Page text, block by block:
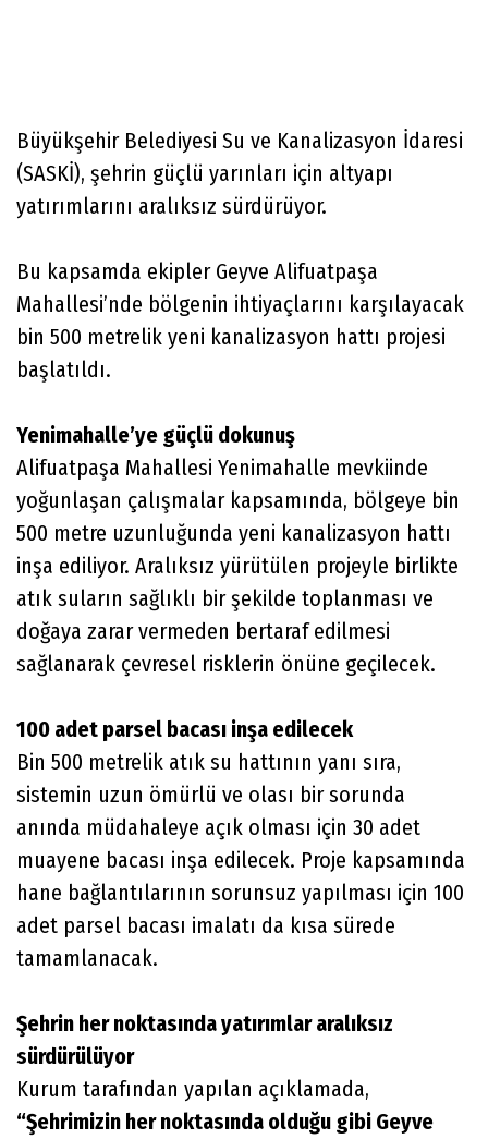
Büyükşehir Belediyesi Su ve Kanalizasyon İdaresi
(SASKİ), şehrin güçlü yarınları için altyapı
yatırımlarını aralıksız sürdürüyor.
Bu kapsamda ekipler Geyve Alifuatpaşa
Mahallesi’nde bölgenin ihtiyaçlarını karşılayacak
bin 500 metrelik yeni kanalizasyon hattı projesi
başlatıldı.
Yenimahalle’ye güçlü dokunuş
Alifuatpaşa Mahallesi Yenimahalle mevkiinde
yoğunlaşan çalışmalar kapsamında, bölgeye bin
500 metre uzunluğunda yeni kanalizasyon hattı
inşa ediliyor. Aralıksız yürütülen projeyle birlikte
atık suların sağlıklı bir şekilde toplanması ve
doğaya zarar vermeden bertaraf edilmesi
sağlanarak çevresel risklerin önüne geçilecek.
100 adet parsel bacası inşa edilecek
Bin 500 metrelik atık su hattının yanı sıra,
sistemin uzun ömürlü ve olası bir sorunda
anında müdahaleye açık olması için 30 adet
muayene bacası inşa edilecek. Proje kapsamında
hane bağlantılarının sorunsuz yapılması için 100
adet parsel bacası imalatı da kısa sürede
tamamlanacak.
Şehrin her noktasında yatırımlar aralıksız
sürdürülüyor
Kurum tarafından yapılan açıklamada,
“Şehrimizin her noktasında olduğu gibi Geyve